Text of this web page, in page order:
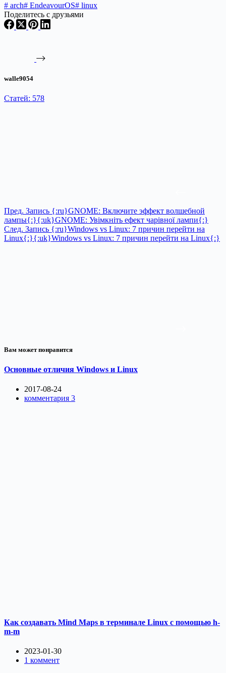
# arch# EndeavourOS# linux
Поделитесь с друзьями
walle9054
Статей: 578
Пред. Запись {:ru}GNOME: Включите эффект волшебной
лампы{:}{:uk}GNOME: Увімкніть ефект чарівної лампи{:}
След. Запись {:ru}Windows vs Linux: 7 причин перейти на
Linux{:}{:uk}Windows vs Linux: 7 причин перейти на Linux{:}
Вам может понравится
Основные отличия Windows и Linux
2017-08-24
комментария 3
Как создавать Mind Maps в терминале Linux с помощью h-
m-m
2023-01-30
1 коммент